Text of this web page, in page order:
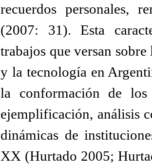
recuerdos personales,
(2007: 31). Esta
trabajos que versan
y la tecnología en
la conformación de
ejemplificación, análisis
dinámicas de
XX (Hurtado 2005;